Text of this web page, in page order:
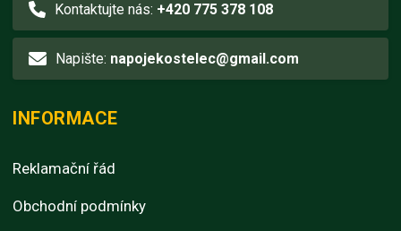
Kontaktujte nás: +420 775 378 108
Napište: napojekostelec@gmail.com
INFORMACE
Reklamační řád
Obchodní podmínky